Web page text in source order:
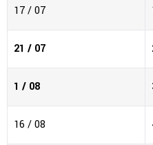
17 / 07
21 / 07
1 / 08
16 / 08